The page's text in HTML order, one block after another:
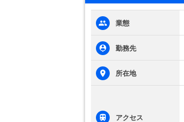
業態
勤務先
所在地
アクセス